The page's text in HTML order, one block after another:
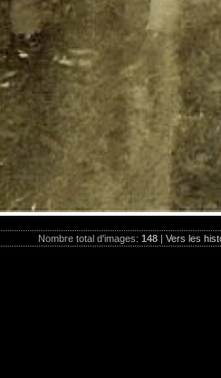
Nombre total d'images: 148 | Vers les